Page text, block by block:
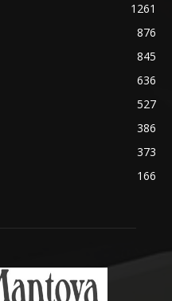
1261
876
845
636
527
386
373
166